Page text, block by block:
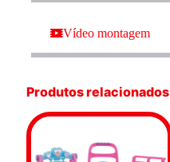
Vídeo montagem
Produtos relacionados